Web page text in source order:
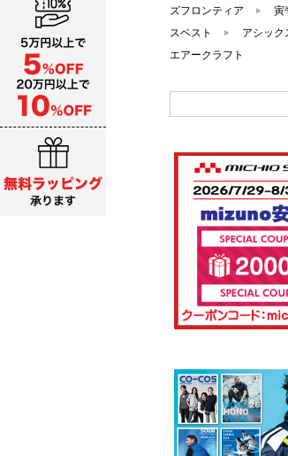
ズフロンティア
寅
スベスト
アシック
エアークラフト